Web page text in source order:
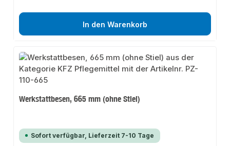
In den Warenkorb
Werkstattbesen, 665 mm (ohne Stiel)
Sofort verfügbar, Lieferzeit 7-10 Tage